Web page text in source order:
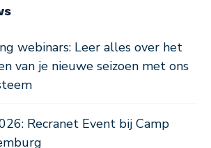
webinars: Leer alles over het
van je nieuwe seizoen met ons
Recranet Event bij Camp